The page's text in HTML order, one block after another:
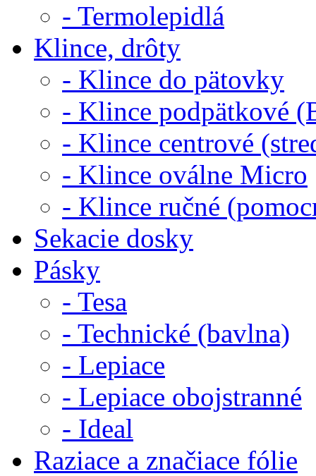
- Termolepidlá
Klince, drôty
- Klince do pätovky
- Klince podpätkové
- Klince centrové
- Klince oválne Micro
- Klince ručné
Sekacie dosky
Pásky
- Tesa
- Technické (bavlna)
- Lepiace
- Lepiace obojstranné
- Ideal
Raziace a značiace fólie